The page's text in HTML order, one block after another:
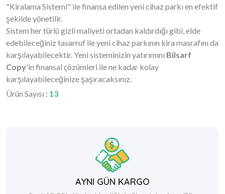
"Kiralama Sistemi" ile finansa edilen yeni cihaz parkı en efektif
şekilde yönetilir.
Sistem her türlü gizli maliyeti ortadan kaldırdığı gibi, elde
edebileceğiniz tasarruf ile yeni cihaz parkının kira masrafını da
karşılayabilecektir. Yeni sisteminizin yatırımını Bilsarf
Copy'in finansal çözümleri ile ne kadar kolay
karşılayabileceğinize şaşıracaksınız.
Ürün Sayısı : 13
AYNI GÜN KARGO